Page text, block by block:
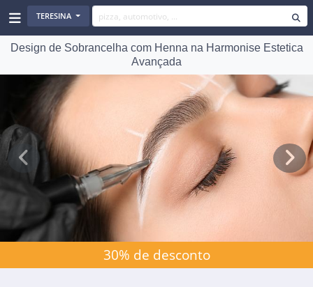
TERESINA
Design de Sobrancelha com Henna na Harmonise Estetica
Avançada
Previous Next
30% de desconto